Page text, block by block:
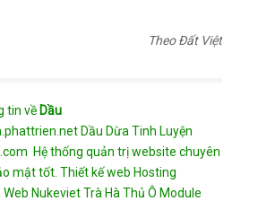
Theo Đất Việt
tin về Dầu
Dầu Dừa Tinh Luyện
Hệ thống quản trị website chuyên
mật tốt. Thiết kế web Hosting
Web NukevietTrà Hà Thủ Ô Module